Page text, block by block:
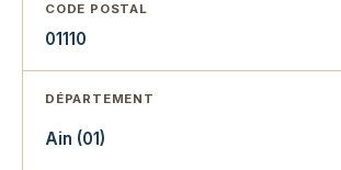
CODE POSTAL
01110
DÉPARTEMENT
Ain (01)